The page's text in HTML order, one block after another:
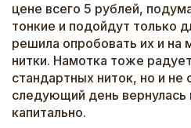
цене всего 5 рублей,
тонкие и подойдут только
решила опробовать их и на
нитки. Намотка тоже
стандартных ниток, но и не
следующий день вернулась
капитально.